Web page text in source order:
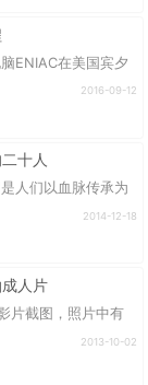
ENIAC在美国宾夕
2016-09-12
十人
人们以血脉传承为
2014-12-18
人片
片截图，照片中有
2013-10-02